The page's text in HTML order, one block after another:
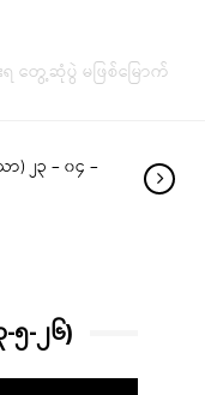
တွေ့ဆုံပွဲ မဖြစ်မြောက်
) ၂၃ – ၀၄ –
၅-၂၆)